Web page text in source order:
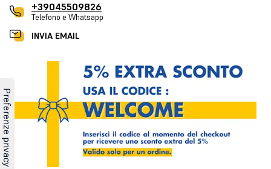
+39045509826
Telefono e Whatsapp
INVIA EMAIL